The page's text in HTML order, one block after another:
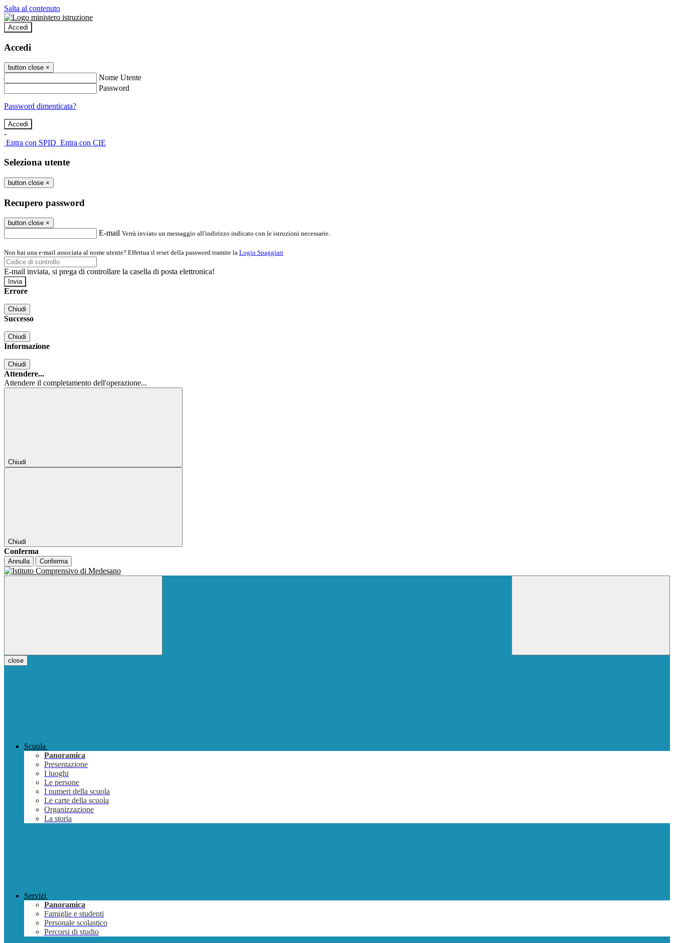
Salta al contenuto
Accedi
Accedi
button close ×
Nome Utente
Password
Password dimenticata?
-
Entra con SPID Entra con CIE
Seleziona utente
button close ×
Recupero password
button close ×
E-mail Verrà inviato un messaggio all'indirizzo indicato con le istruzioni necessarie.
Non hai una e-mail associata al nome utente? Effettua il reset della password tramite la Login Spaggiari
E-mail inviata, si prega di controllare la casella di posta elettronica!
Errore
Chiudi
Successo
Chiudi
Informazione
Chiudi
Attendere...
Attendere il completamento dell'operazione...
Chiudi
Chiudi
Conferma
Annulla Conferma
close
Scuola
Panoramica
Presentazione
I luoghi
Le persone
I numeri della scuola
Le carte della scuola
Organizzazione
La storia
Servizi
Panoramica
Famiglie e studenti
Personale scolastico
Percorsi di studio